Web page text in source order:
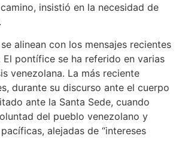
insistió en la necesidad de
alinean con los mensajes recientes
El pontífice se ha referido en varias
venezolana. La más reciente
durante su discurso ante el cuerpo
ante la Santa Sede, cuando
del pueblo venezolano y
alejadas de “intereses